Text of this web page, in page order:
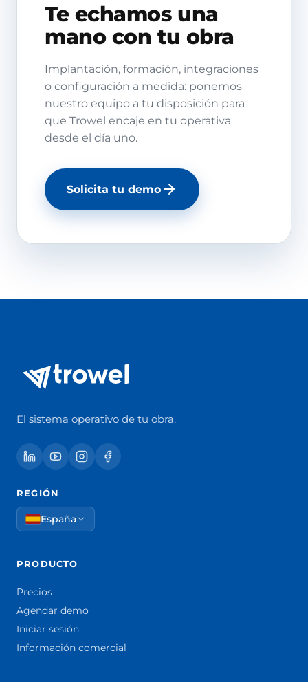
Te echamos una
mano con tu obra
Implantación, formación, integraciones
o configuración a medida: ponemos
nuestro equipo a tu disposición para
que Trowel encaje en tu operativa
desde el día uno.
Solicita tu demo
El sistema operativo de tu obra.
REGIÓN
España
PRODUCTO
Precios
Agendar demo
Iniciar sesión
Información comercial